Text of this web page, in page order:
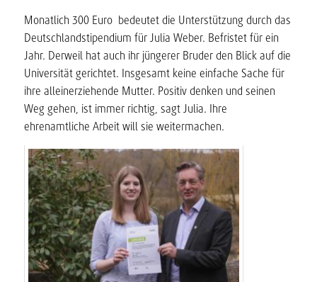
Monatlich 300 Euro bedeutet die Unterstützung durch das
Deutschlandstipendium für Julia Weber. Befristet für ein
Jahr. Derweil hat auch ihr jüngerer Bruder den Blick auf die
Universität gerichtet. Insgesamt keine einfache Sache für
ihre alleinerziehende Mutter. Positiv denken und seinen
Weg gehen, ist immer richtig, sagt Julia. Ihre
ehrenamtliche Arbeit will sie weitermachen.